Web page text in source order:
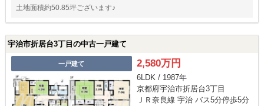
土地面積約50.85坪ございます♪
宇治市折居台3丁目の中古一戸建て
一戸建て 2,580万円
6LDK / 1987年
京都府宇治市折居台3丁目
ＪＲ奈良線 宇治 バス5分停歩5分